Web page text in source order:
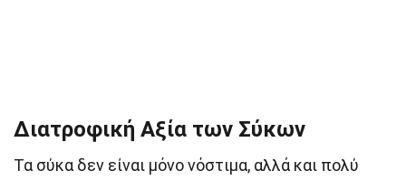
Διατροφική Αξία των Σύκων
Τα σύκα δεν είναι μόνο νόστιμα, αλλά και πολύ